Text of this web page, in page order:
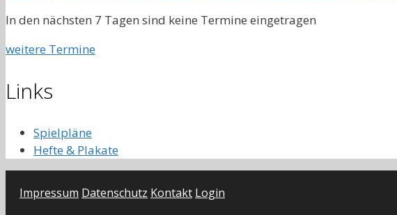
In den nächsten 7 Tagen sind keine Termine eingetragen
weitere Termine
Links
Spielpläne
Hefte & Plakate
Impressum Datenschutz Kontakt Login